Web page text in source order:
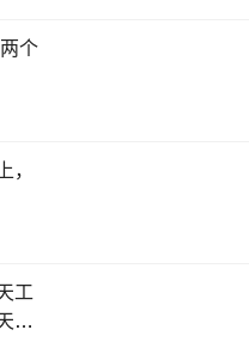
个
，
工
足